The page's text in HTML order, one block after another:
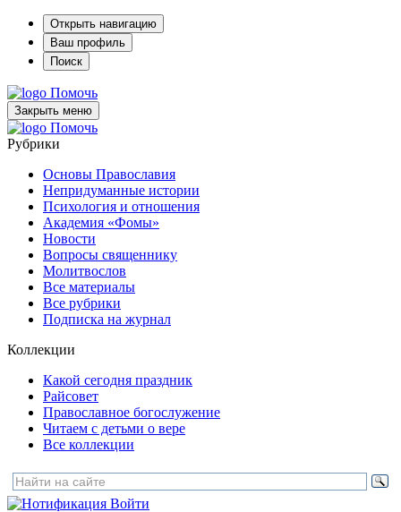
Открыть навигацию
Ваш профиль
Поиск
Помочь
Закрыть меню
Помочь
Рубрики
Основы Православия
Непридуманные истории
Психология и отношения
Академия «Фомы»
Новости
Вопросы священнику
Молитвослов
Все материалы
Все рубрики
Подписка на журнал
Коллекции
Какой сегодня праздник
Райсовет
Православное богослужение
Читаем с детьми о вере
Все коллекции
Войти